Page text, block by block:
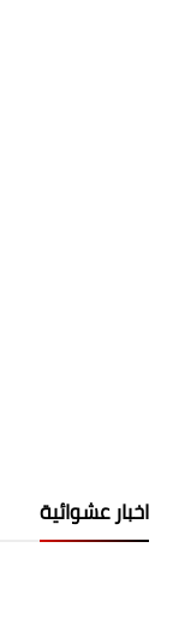
اخبار عشوائية